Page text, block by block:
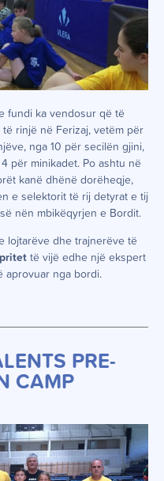
fundi ka vendosur që të
rinjë në Ferizaj, vetëm për
nga 10 për secilën gjini,
për minikadet. Po ashtu në
kanë dhënë dorëheqje,
e selektorit të rij detyrat e tij
nën mbikëqyrjen e Bordit.
lojtarëve dhe trajnerëve të
pritet të vijë edhe një ekspert
aprovuar nga bordi.
PRE-
CAMP